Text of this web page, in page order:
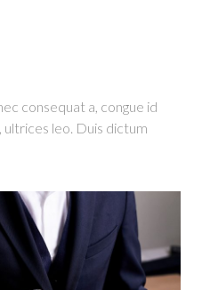
consequat a, congue id
leo. Duis dictum